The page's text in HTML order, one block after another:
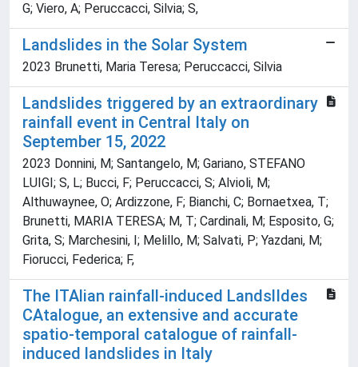
G; Viero, A; Peruccacci, Silvia; S,
Landslides in the Solar System
2023 Brunetti, Maria Teresa; Peruccacci, Silvia
Landslides triggered by an extraordinary
rainfall event in Central Italy on
September 15, 2022
2023 Donnini, M; Santangelo, M; Gariano, STEFANO
LUIGI; S, L; Bucci, F; Peruccacci, S; Alvioli, M;
Althuwaynee, O; Ardizzone, F; Bianchi, C; Bornaetxea, T;
Brunetti, MARIA TERESA; M, T; Cardinali, M; Esposito, G;
Grita, S; Marchesini, I; Melillo, M; Salvati, P; Yazdani, M;
Fiorucci, Federica; F,
The ITAlian rainfall-induced LandslIdes
CAtalogue, an extensive and accurate
spatio-temporal catalogue of rainfall-
induced landslides in Italy